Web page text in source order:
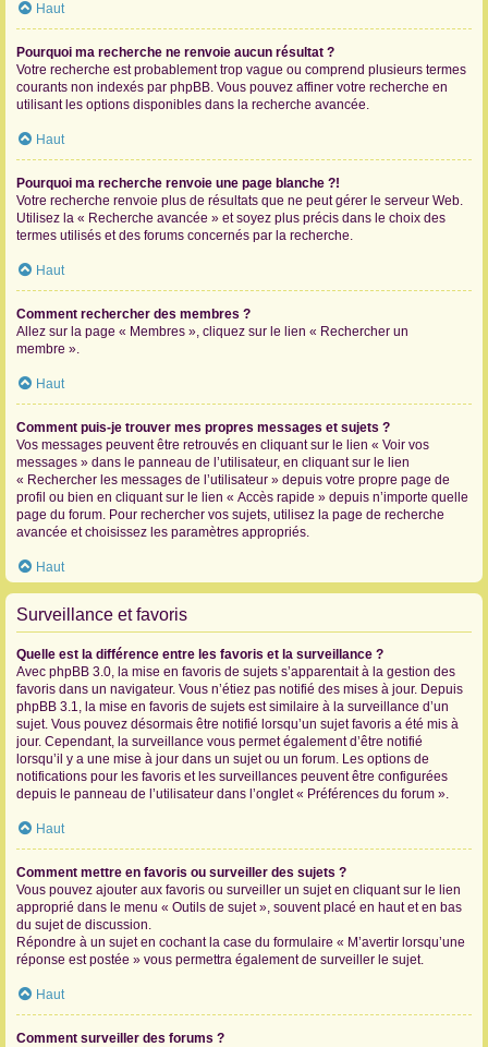
Haut
Pourquoi ma recherche ne renvoie aucun résultat ?
Votre recherche est probablement trop vague ou comprend plusieurs termes
courants non indexés par phpBB. Vous pouvez affiner votre recherche en
utilisant les options disponibles dans la recherche avancée.
Haut
Pourquoi ma recherche renvoie une page blanche ?!
Votre recherche renvoie plus de résultats que ne peut gérer le serveur Web.
Utilisez la « Recherche avancée » et soyez plus précis dans le choix des
termes utilisés et des forums concernés par la recherche.
Haut
Comment rechercher des membres ?
Allez sur la page « Membres », cliquez sur le lien « Rechercher un
membre ».
Haut
Comment puis-je trouver mes propres messages et sujets ?
Vos messages peuvent être retrouvés en cliquant sur le lien « Voir vos
messages » dans le panneau de l’utilisateur, en cliquant sur le lien
« Rechercher les messages de l’utilisateur » depuis votre propre page de
profil ou bien en cliquant sur le lien « Accès rapide » depuis n’importe quelle
page du forum. Pour rechercher vos sujets, utilisez la page de recherche
avancée et choisissez les paramètres appropriés.
Haut
Surveillance et favoris
Quelle est la différence entre les favoris et la surveillance ?
Avec phpBB 3.0, la mise en favoris de sujets s’apparentait à la gestion des
favoris dans un navigateur. Vous n’étiez pas notifié des mises à jour. Depuis
phpBB 3.1, la mise en favoris de sujets est similaire à la surveillance d’un
sujet. Vous pouvez désormais être notifié lorsqu’un sujet favoris a été mis à
jour. Cependant, la surveillance vous permet également d’être notifié
lorsqu’il y a une mise à jour dans un sujet ou un forum. Les options de
notifications pour les favoris et les surveillances peuvent être configurées
depuis le panneau de l’utilisateur dans l’onglet « Préférences du forum ».
Haut
Comment mettre en favoris ou surveiller des sujets ?
Vous pouvez ajouter aux favoris ou surveiller un sujet en cliquant sur le lien
approprié dans le menu « Outils de sujet », souvent placé en haut et en bas
du sujet de discussion.
Répondre à un sujet en cochant la case du formulaire « M’avertir lorsqu’une
réponse est postée » vous permettra également de surveiller le sujet.
Haut
Comment surveiller des forums ?